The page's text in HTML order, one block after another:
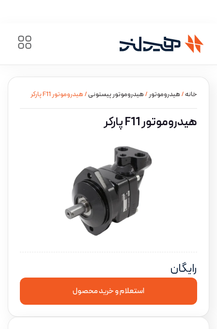
خانه/هیدروموتور /هیدروموتور پیستونی/ هیدروموتور F11 پارکر
هیدروموتور F11 پارکر
رایگان
استعلام و خرید محصول